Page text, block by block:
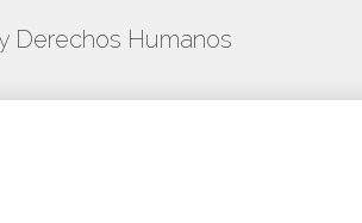
Derechos Humanos